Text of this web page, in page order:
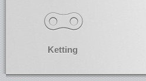
Ketting